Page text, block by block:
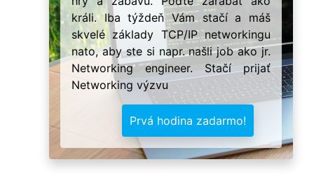
králi. Iba týždeň Vám stačí a máš
skvelé základy TCP/IP networkingu
nato, aby ste si napr. našli job ako jr.
Networking engineer. Stačí prijať
Networking výzvu
Prvá hodina zadarmo!